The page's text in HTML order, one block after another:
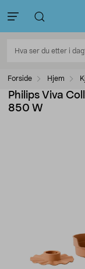
Forside Hjem
Philips Viva
850 W